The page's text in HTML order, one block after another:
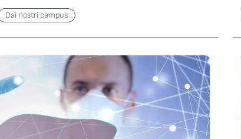
riunisce gli accademici e i ricercatori italiani che
L’Associazione è nata da un intenso lavoro
dell’Ambasciata Amedeo Staiano, iniziato a fine
con identica determinazione
Pugliese. Secondo lo Statuto
d’Italia a Vienna ricopre il ruolo di
paese con investimenti in ricerca ben oltre
crescita, è un ecosistema scientifico di grande
italiani. Si stima che la comunità dei
Dai nostri campus